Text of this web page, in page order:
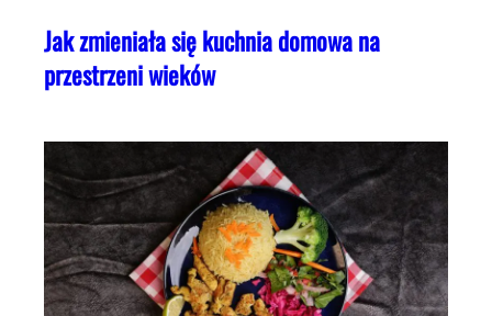
Jak zmieniała się kuchnia domowa na
przestrzeni wieków